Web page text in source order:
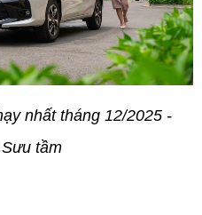
nhất tháng 12/2025 -
tầm